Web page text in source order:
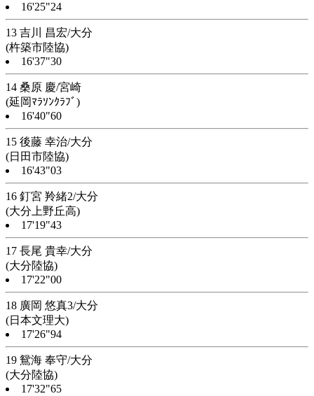
16'25"24
13 吉川 昌宏/大分
(杵築市陸協)
16'37"30
14 桑原 慶/宮崎
(延岡ﾏﾗｿﾝｸﾗﾌﾞ)
16'40"60
15 後藤 幸治/大分
(日田市陸協)
16'43"03
16 釘宮 羚緒2/大分
(大分上野丘高)
17'19"43
17 長尾 貴幸/大分
(大分陸協)
17'22"00
18 廣岡 悠真3/大分
(日本文理大)
17'26"94
19 鴛海 奉守/大分
(大分陸協)
17'32"65